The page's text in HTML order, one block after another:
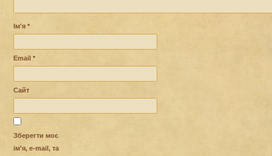
Ім'я *
Email *
Сайт
Зберегти моє
ім'я, e-mail, та